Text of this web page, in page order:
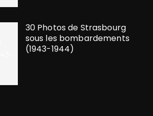
30 Photos de Strasbourg
sous les bombardements
(1943-1944)